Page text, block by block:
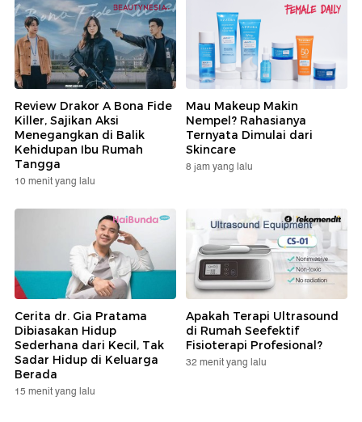
Review Drakor A Bona Fide
Killer, Sajikan Aksi
Menegangkan di Balik
Kehidupan Ibu Rumah
Tangga
10 menit yang lalu
Mau Makeup Makin
Nempel? Rahasianya
Ternyata Dimulai dari
Skincare
8 jam yang lalu
Cerita dr. Gia Pratama
Dibiasakan Hidup
Sederhana dari Kecil, Tak
Sadar Hidup di Keluarga
Berada
15 menit yang lalu
Apakah Terapi Ultrasound
di Rumah Seefektif
Fisioterapi Profesional?
32 menit yang lalu